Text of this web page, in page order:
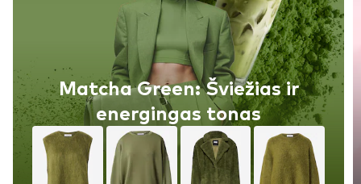
Matcha Green: Šviežias ir
energingas tonas